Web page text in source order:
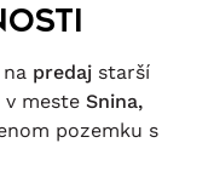
predaj starší
v meste Snina,
pozemku s